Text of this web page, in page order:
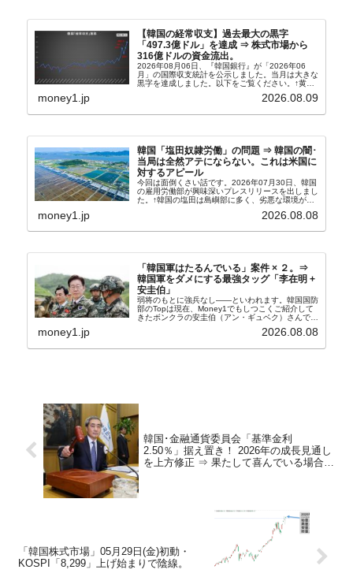
【韓国の経常収支】過去最大の黒字
「497.3億ドル」を達成 ⇒ 株式市場から
316億ドルの資金流出。
2026年08月06日、『韓国銀行』が「2026年06
月」の国際収支統計を公示しました。当月は大きな
黒字を達成しました。以下をご覧ください。↑黄色
の経常収支です。2026年06月貿易収支：4...
money1.jp 2026.08.09
韓国「塩田奴隷労働」の問題 ⇒ 韓国の闇･
当局は全然アテにならない。これは米国に
対するアピール
今回は面倒くさい話です。2026年07月30日、韓国
の雇用労働部が興味深いプレスリリースを出しまし
た。↑韓国の塩田は島嶼部に多く、劣悪な環境が一
たといわれます（後述）。これは、いわゆる「塩田
money1.jp 2026.08.08
「韓国軍はたるんでいる」案件 × ２。⇒
韓国軍をダメにする最強タッグ「李在明 +
安圭伯」
弱将のもとに強兵なし――といわれます。韓国国防
部のTopは現在、Money1でもしつこくご紹介して
きたボンクラの安圭伯（アン・ギュベク）さんで
さんと「韓国初の文官上がり」の国防部長官安圭伯
money1.jp 2026.08.08
韓国･金融通貨委員会「基準金利
2.50％」据え置き！ 2026年の成長見通し
を上方修正 ⇒ 果たして喜んでいる場合な
「韓国株式市場」05月29日(金)初動・
KOSPI「8,299」上げ始まりで陰線。